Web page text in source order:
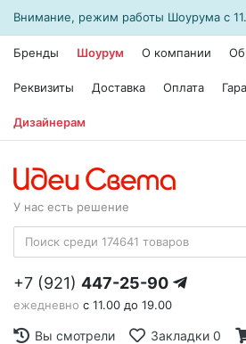
Внимание, режим работы Шоурума с
Бренды Шоурум О компании
Реквизиты Доставка Оплата
Дизайнерам
У нас есть решение
+7 (921) 447-25-90
ежедневно с 11.00 до 19.00
Вы смотрели Закладки 0